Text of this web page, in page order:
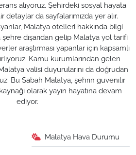
alıyoruz. Şehirdeki sosyal hayata
da sayfalarımızda yer alır.
Malatya otelleri hakkında bilgi
dışarıdan gelip Malatya yol tarifi
araştırması yapanlar için kapsamlı
Kamu kurumlarından gelen
valisi duyurularını da doğrudan
Bu Sabah Malatya, şehrin güvenilir
olarak yayın hayatına devam
ediyor.
Malatya Hava Durumu